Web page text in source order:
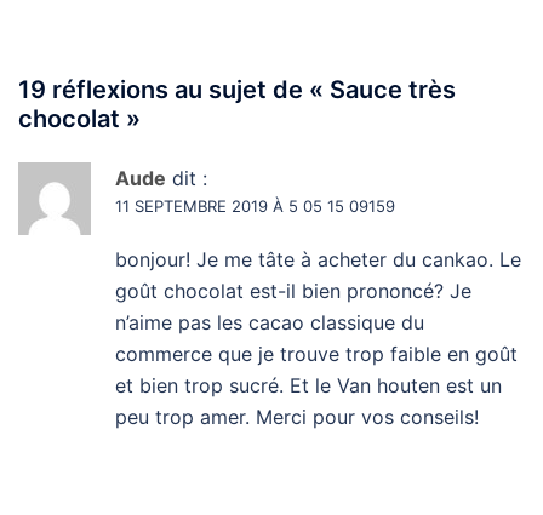
19 réflexions au sujet de « Sauce très
chocolat »
Aude dit :
11 SEPTEMBRE 2019 À 5 05 15 09159
bonjour! Je me tâte à acheter du cankao. Le
goût chocolat est-il bien prononcé? Je
n’aime pas les cacao classique du
commerce que je trouve trop faible en goût
et bien trop sucré. Et le Van houten est un
peu trop amer. Merci pour vos conseils!